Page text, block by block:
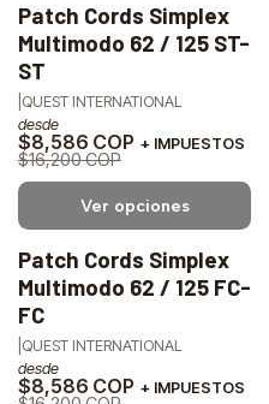
-47%
OFF
Patch Cords Simplex
Multimodo 62 / 125 ST-
ST
QUEST INTERNATIONAL
desde
$8,586 COP + IMPUESTOS
$16,200 COP
Ver opciones
-47%
OFF
Patch Cords Simplex
Multimodo 62 / 125 FC-
FC
QUEST INTERNATIONAL
desde
$8,586 COP + IMPUESTOS